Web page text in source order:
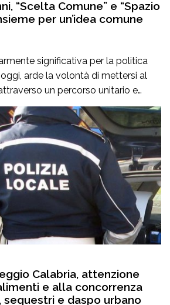
“Scelta Comune” e “Spazio
per un’idea comune
significativa per la politica
arde la volontà di mettersi al
un percorso unitario e
una comune identità culturale e
spirito di servizio.Nasce così un
Città: “Scelta Comune”, erede di un
Calabria, attenzione
e alla concorrenza
sequestri e daspo urbano